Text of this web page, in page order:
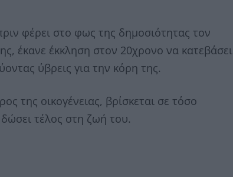
φέρει στο φως της δημοσιότητας τον
έκανε έκκληση στον 20χρονο να κατεβάσει
ύβρεις για την κόρη της.
της οικογένειας, βρίσκεται σε τόσο
τέλος στη ζωή του.